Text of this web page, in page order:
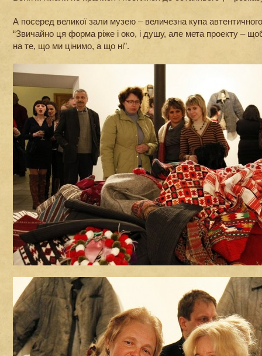
А посеред великої зали музею – величезна купа автентичного
“Звичайно ця форма ріже і око, і душу, але мета проекту –
на те, що ми цінимо, а що ні”.